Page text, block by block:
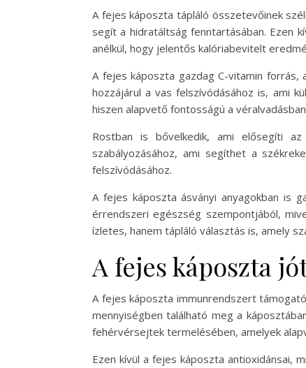
A fejes káposzta tápláló összetevőinek
segít a hidratáltság fenntartásában. Ezen
anélkül, hogy jelentős kalóriabevitelt
A fejes káposzta gazdag C-vitamin forrás,
hozzájárul a vas felszívódásához is, ami
hiszen alapvető fontosságú a
Rostban is bővelkedik, ami elősegíti
szabályozásához, ami segíthet a
felszívódásához.
A fejes káposzta ásványi anyagokban is
érrendszeri egészség szempontjából,
ízletes, hanem tápláló választás is, amely
A fejes káposzta
A fejes káposzta immunrendszert
mennyiségben található meg a
fehérvérsejtek termelésében, amelyek
Ezen kívül a fejes káposzta antioxidánsai,